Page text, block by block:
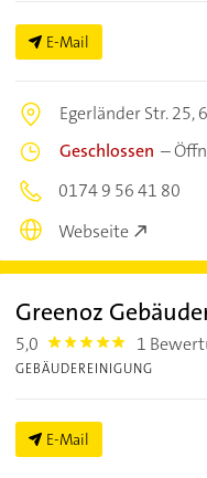
E-Mail
Egerländer Str. 25,
Geschlossen –
0174 9 56 41 80
Webseite
Greenoz
5,0 5.0 1
GEBÄUDEREINIGUNG
E-Mail